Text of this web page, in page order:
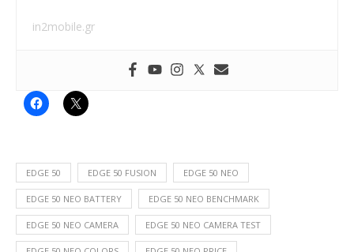
in2mobile.gr
EDGE 50 EDGE 50 FUSION EDGE 50 NEO
EDGE 50 NEO BATTERY EDGE 50 NEO BENCHMARK
EDGE 50 NEO CAMERA EDGE 50 NEO CAMERA TEST